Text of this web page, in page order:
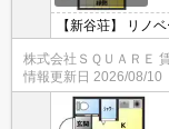
【新谷荘】 リノ
けど、トイレとシ
ワールームになり
側があります！
株式会社ＳＱＵＡＲＥ
情報更新日 2026/08/10